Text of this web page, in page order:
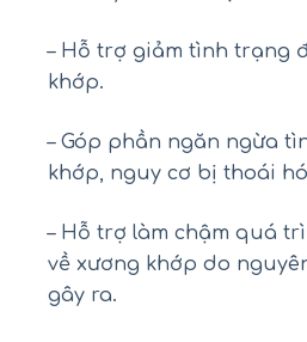
– Hỗ trợ giảm tình trạng
khớp.
– Góp phần ngăn ngừa
khớp, nguy cơ bị thoái
– Hỗ trợ làm chậm quá
về xương khớp do
gây ra.